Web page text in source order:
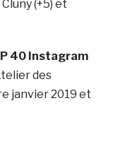
(+5) et
40 Instagram
des
janvier 2019 et